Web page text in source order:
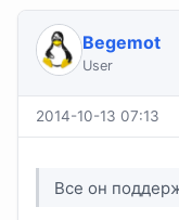
Begemot
User
2014-10-13 07:13
Все он